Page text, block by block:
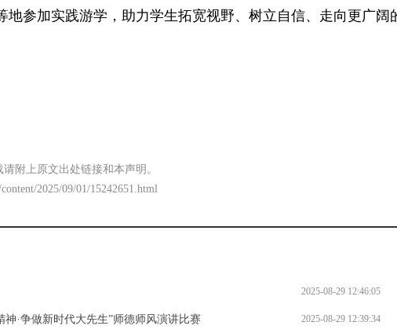
地参加实践游学，助力学生拓宽视野、树立自信、走向更广阔
附上原文出处链接和本声明。
2025/09/01/15242651.html
2025-08-29 12:46:05
·争做新时代大先生”师德师风演讲比赛 2025-08-29 12:39:34